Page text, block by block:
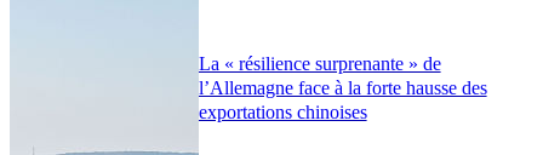
La « résilience surprenante » de
l’Allemagne face à la forte hausse des
exportations chinoises